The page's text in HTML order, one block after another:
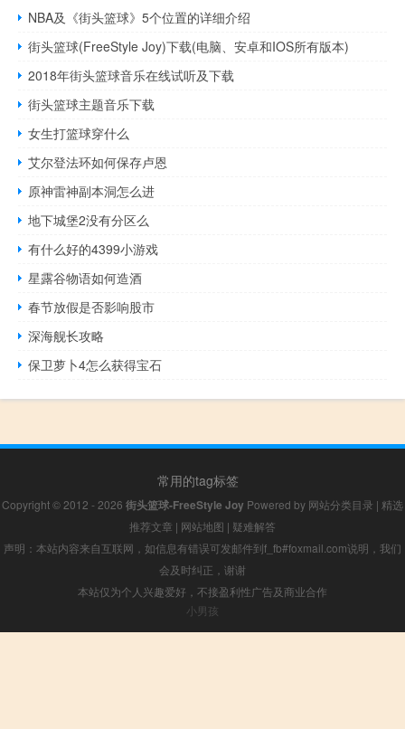
NBA及《街头篮球》5个位置的详细介绍
街头篮球(FreeStyle Joy)下载(电脑、安卓和IOS所有版本)
2018年街头篮球音乐在线试听及下载
街头篮球主题音乐下载
女生打篮球穿什么
艾尔登法环如何保存卢恩
原神雷神副本洞怎么进
地下城堡2没有分区么
有什么好的4399小游戏
星露谷物语如何造酒
春节放假是否影响股市
深海舰长攻略
保卫萝卜4怎么获得宝石
常用的tag标签
Copyright © 2012 - 2026 街头篮球-FreeStyle Joy Powered by 网站分类目录 | 精选
推荐文章 | 网站地图 | 疑难解答
声明：本站内容来自互联网，如信息有错误可发邮件到f_fb#foxmail.com说明，我们
会及时纠正，谢谢
本站仅为个人兴趣爱好，不接盈利性广告及商业合作
小男孩